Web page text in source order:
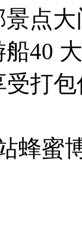
点
40
打
蜂蜜